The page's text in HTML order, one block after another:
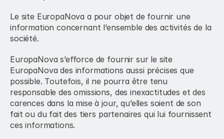
Le site EuropaNova a pour objet de fournir une
information concernant l’ensemble des activités de la
société.
EuropaNova s’efforce de fournir sur le site
EuropaNova des informations aussi précises que
possible. Toutefois, il ne pourra être tenu
responsable des omissions, des inexactitudes et des
carences dans la mise à jour, qu’elles soient de son
fait ou du fait des tiers partenaires qui lui fournissent
ces informations.